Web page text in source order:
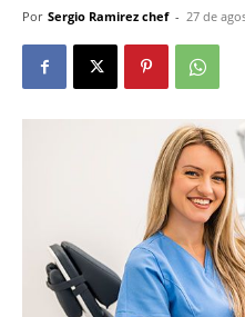
Por Sergio Ramirez chef - 27 de